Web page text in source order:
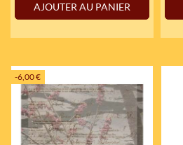
AJOUTER AU PANIER
-6,00 €